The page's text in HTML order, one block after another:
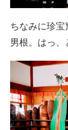
ちなみに珍宝
男根。はっ